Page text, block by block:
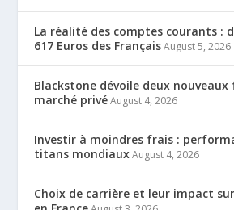
La réalité des comptes courants :
617 Euros des Français August 5, 2026
Blackstone dévoile deux
marché privé August 4, 2026
Investir à moindres frais :
titans mondiaux August 4, 2026
Choix de carrière et leur impact